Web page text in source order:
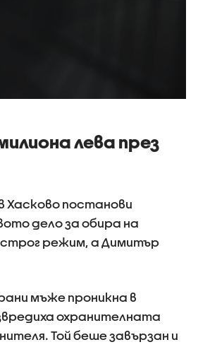
лева през
Хасково постанови
дело за обира на
строг режим, а Димитър
мъже проникна в
охранителната
Той беше завързан и